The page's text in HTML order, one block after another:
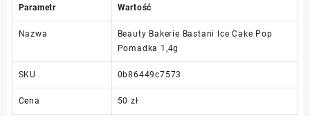
Parametr Wartość
Nazwa
Beauty Bakerie Bastani Ice Cake Pop
Pomadka 1,4g
SKU 0b86449c7573
Cena 50 zł